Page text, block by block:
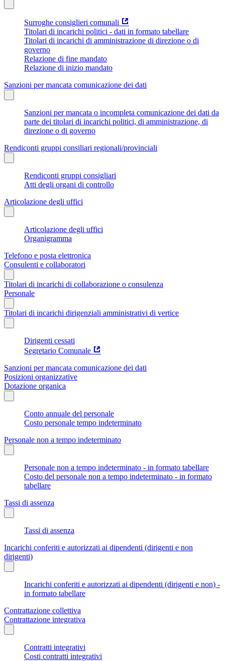
Surroghe consiglieri comunali
Titolari di incarichi politici - dati in formato tabellare
Titolari di incarichi di amministrazione di direzione o di
governo
Relazione di fine mandato
Relazione di inizio mandato
Sanzioni per mancata comunicazione dei dati
Sanzioni per mancata o incompleta comunicazione dei dati da
parte dei titolari di incarichi politici, di amministrazione, di
direzione o di governo
Rendiconti gruppi consiliari regionali/provinciali
Rendiconti gruppi consigliari
Atti degli organi di controllo
Articolazione degli uffici
Articolazione degli uffici
Organigramma
Telefono e posta elettronica
Consulenti e collaboratori
Titolari di incarichi di collaborazione o consulenza
Personale
Titolari di incarichi dirigenziali amministrativi di vertice
Dirigenti cessati
Segretario Comunale
Sanzioni per mancata comunicazione dei dati
Posizioni organizzative
Dotazione organica
Conto annuale del personale
Costo personale tempo indeterminato
Personale non a tempo indeterminato
Personale non a tempo indeterminato - in formato tabellare
Costo del personale non a tempo indeterminato - in formato
tabellare
Tassi di assenza
Tassi di assenza
Incarichi conferiti e autorizzati ai dipendenti (dirigenti e non
dirigenti)
Incarichi conferiti e autorizzati ai dipendenti (dirigenti e non) -
in formato tabellare
Contrattazione collettiva
Contrattazione integrativa
Contratti integrativi
Costi contratti integrativi